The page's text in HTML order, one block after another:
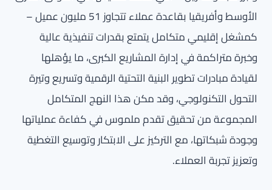
الأوسط وأفريقيا بقاعدة عملاء تتجاوز 51 مليون عميل –
كمشغل إقليمي متكامل يتمتع بقدرات تنفيذية عالية
وخبرة متراكمة في إدارة المشاريع الكبرى، ما يؤهلها
لقيادة مبادرات تطوير البنية التحتية الرقمية وتسريع وتيرة
التحول التكنولوجي، وقد مكن هذا النهج المتكامل
المجموعة من تحقيق تقدم ملموس في كفاءة عملياتها
وجودة شبكاتها، مع التركيز على الابتكار وتوسيع التغطية
وتعزيز تجربة العملاء.